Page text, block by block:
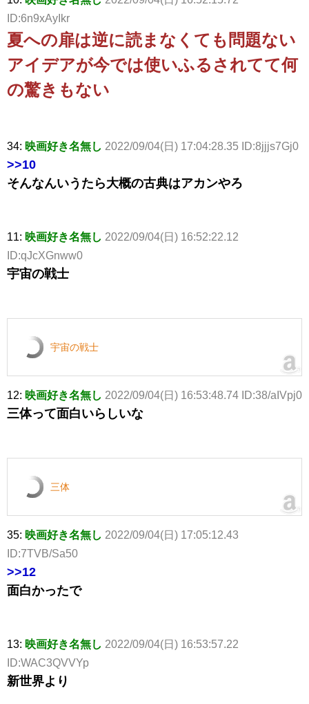
ID:6n9xAyIkr
夏への扉は逆に読まなくても問題ない
アイデアが今では使いふるされてて何
の驚きもない
34: 映画好き名無し 2022/09/04(日) 17:04:28.35 ID:8jjjs7Gj0
>>10
そんなんいうたら大概の古典はアカンやろ
11: 映画好き名無し 2022/09/04(日) 16:52:22.12
ID:qJcXGnww0
宇宙の戦士
宇宙の戦士
12: 映画好き名無し 2022/09/04(日) 16:53:48.74 ID:38/aIVpj0
三体って面白いらしいな
三体
35: 映画好き名無し 2022/09/04(日) 17:05:12.43
ID:7TVB/Sa50
>>12
面白かったで
13: 映画好き名無し 2022/09/04(日) 16:53:57.22
ID:WAC3QVVYp
新世界より